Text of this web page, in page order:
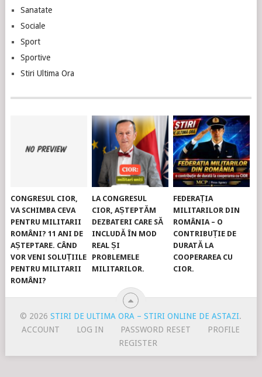
Sanatate
Sociale
Sport
Sportive
Stiri Ultima Ora
CONGRESUL CIOR,
VA SCHIMBA CEVA
PENTRU MILITARII
ROMÂNI? 11 ANI DE
AȘTEPTARE. CÂND
VOR VENI SOLUȚIILE
PENTRU MILITARII
ROMÂNI?
LA CONGRESUL
CIOR, AȘTEPTĂM
DEZBATERI CARE SĂ
INCLUDĂ ÎN MOD
REAL ȘI
PROBLEMELE
MILITARILOR.
FEDERAȚIA
MILITARILOR DIN
ROMÂNIA – O
CONTRIBUȚIE DE
DURATĂ LA
COOPERAREA CU
CIOR.
© 2026STIRI DE ULTIMA ORA – STIRI ONLINE DE ASTAZI.
ACCOUNT
LOG IN PASSWORD RESET
PROFILE
REGISTER